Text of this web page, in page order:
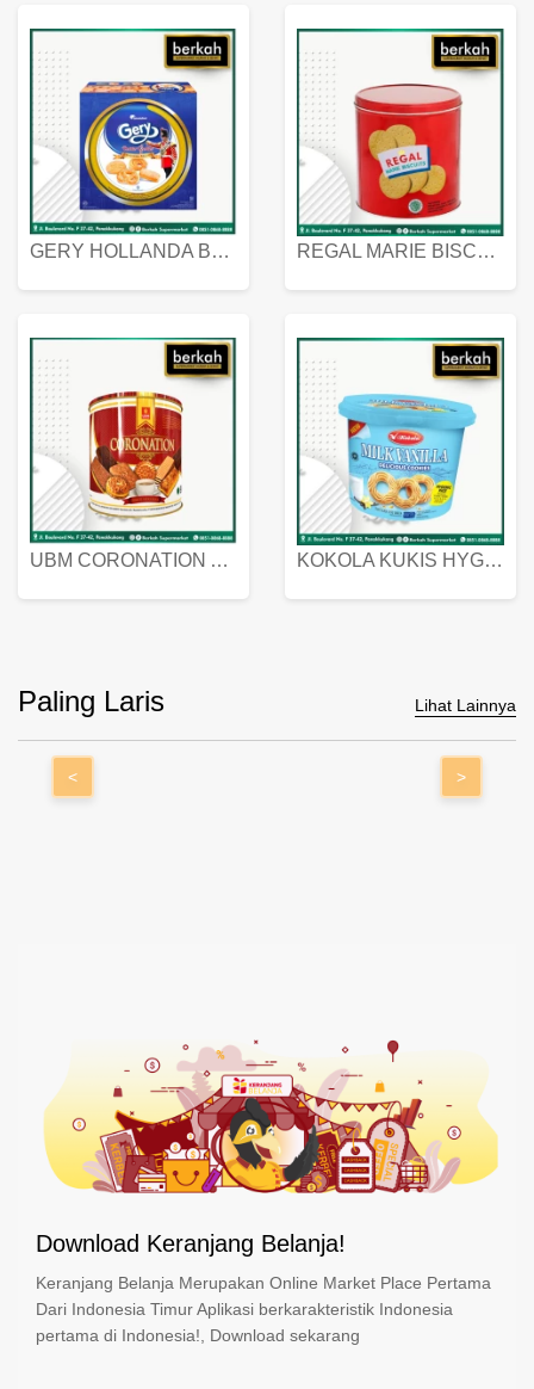
GERY HOLLANDA BUTTER COOKIES 450 GRAM REGAL MARIE BISCUIT KALENG 550 GRAM
UBM CORONATION ASSORTED BISKUIT KALENG 450 GRAM KOKOLA KUKIS HYGIENIC MILK VANILLA PACK 320 GR
Paling Laris Lihat Lainnya
< >
Download Keranjang Belanja!
Keranjang Belanja Merupakan Online Market Place Pertama
Dari Indonesia Timur Aplikasi berkarakteristik Indonesia
pertama di Indonesia!, Download sekarang